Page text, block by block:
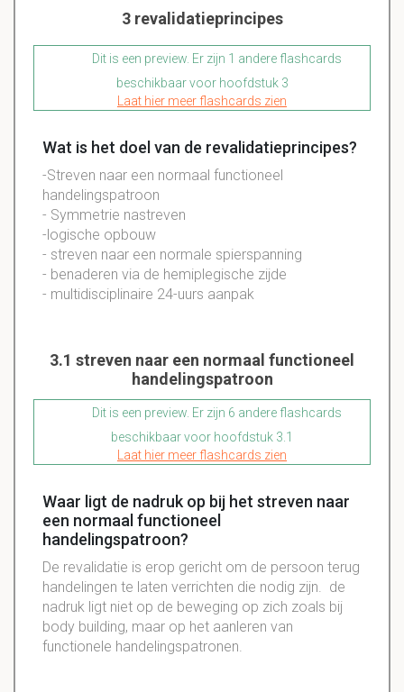
3 revalidatieprincipes
Dit is een preview. Er zijn 1 andere flashcards
beschikbaar voor hoofdstuk 3
Laat hier meer flashcards zien
Wat is het doel van de revalidatieprincipes?
-Streven naar een normaal functioneel
handelingspatroon
- Symmetrie nastreven
-logische opbouw
- streven naar een normale spierspanning
- benaderen via de hemiplegische zijde
- multidisciplinaire 24-uurs aanpak
3.1 streven naar een normaal functioneel
handelingspatroon
Dit is een preview. Er zijn 6 andere flashcards
beschikbaar voor hoofdstuk 3.1
Laat hier meer flashcards zien
Waar ligt de nadruk op bij het streven naar
een normaal functioneel
handelingspatroon?
De revalidatie is erop gericht om de persoon terug
handelingen te laten verrichten die nodig zijn. de
nadruk ligt niet op de beweging op zich zoals bij
body building, maar op het aanleren van
functionele handelingspatronen.